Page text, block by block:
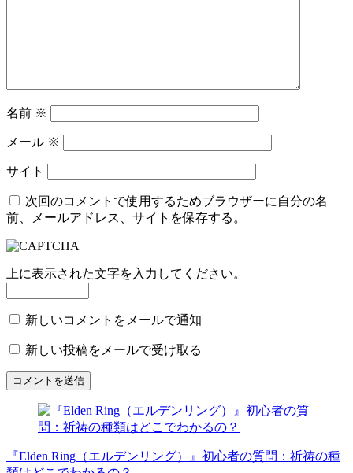
名前 ※
メール ※
サイト
次回のコメントで使用するためブラウザーに自分の名
前、メールアドレス、サイトを保存する。
上に表示された文字を入力してください。
新しいコメントをメールで通知
新しい投稿をメールで受け取る
『Elden Ring（エルデンリング）』初心者の質問：祈祷の種